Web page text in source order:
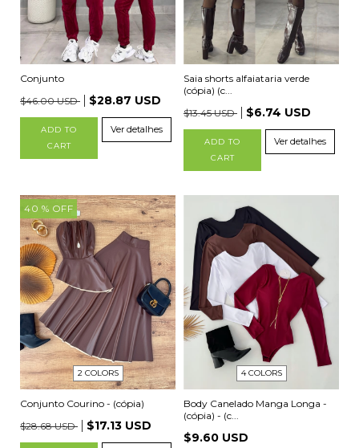
Conjunto
$46.00 USD
$28.87 USD
ADD TO
CART
Ver detalhes
Saia shorts alfaiataria verde
(cópia) (c...
$13.45 USD
$6.74 USD
ADD TO
CART
Ver detalhes
40 % OFF
2 COLORS
Conjunto Courino - (cópia)
$28.68 USD
$17.13 USD
4 COLORS
Body Canelado Manga Longa -
(cópia) - (c...
$9.60 USD